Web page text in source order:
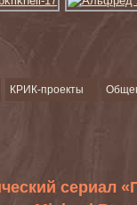
КРИК-проекты
сериал